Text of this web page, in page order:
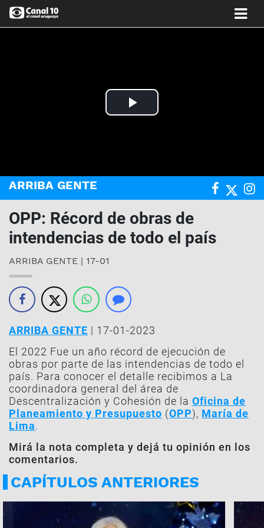
Play
ARRIBA GENTE
OPP: Récord de obras de
intendencias de todo el país
ARRIBA GENTE | 17-01
ARRIBA GENTE | 17-01-2023
El 2022 Fue un año récord de ejecución de
obras por parte de las intendencias de todo el
país. Para conocer el detalle recibimos a La
coordinadora general del área de
Descentralización y Cohesión de la Oficina de
Planeamiento y Presupuesto (OPP), María de
Lima.
Mirá la nota completa y dejá tu opinión en los
comentarios.
CAPÍTULOS ANTERIORES